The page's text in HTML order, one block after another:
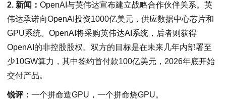
2. 新闻： OpenAI与英伟达宣布建立战略合作伙伴关系。英
伟达承诺向OpenAI投资1000亿美元，供应数据中心芯片和
GPU系统。OpenAI将采购英伟达AI系统，后者则获得
OpenAI的非控股股权。双方的目标是在未来几年内部署至
少10GW算力，其中签约首付款100亿美元，2026年底开始
交付产品。
锐评： 一个拼命造GPU，一个拼命烧GPU。